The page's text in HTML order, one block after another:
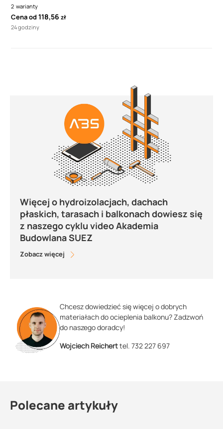
2 warianty
Cena od118,56 zł
24 godziny
Więcej o hydroizolacjach, dachach
płaskich, tarasach i balkonach dowiesz się
z naszego cyklu video Akademia
Budowlana SUEZ
Zobacz więcej
Chcesz dowiedzieć się więcej o dobrych
materiałach do ocieplenia balkonu? Zadzwoń
do naszego doradcy!
Wojciech Reicherttel. 732 227 697
Polecane artykuły